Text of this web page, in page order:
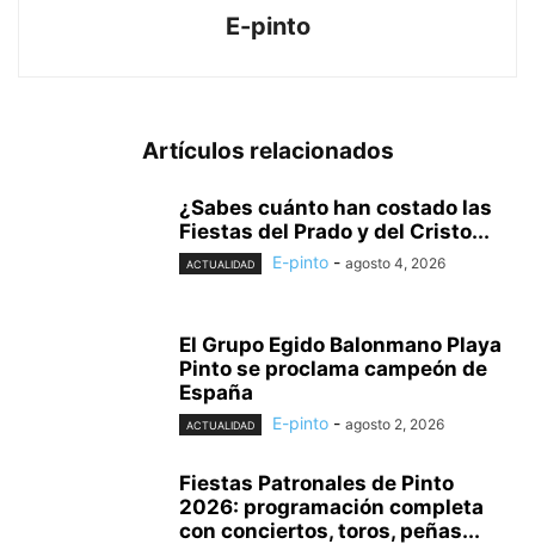
E-pinto
Artículos relacionados
¿Sabes cuánto han costado las
Fiestas del Prado y del Cristo...
ACTUALIDAD E-pinto - agosto 4, 2026
El Grupo Egido Balonmano Playa
Pinto se proclama campeón de
España
ACTUALIDAD E-pinto - agosto 2, 2026
Fiestas Patronales de Pinto
2026: programación completa
con conciertos, toros, peñas...